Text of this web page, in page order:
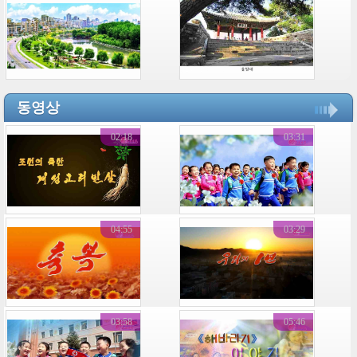
동영상
02:18 03:31
04:55 03:29
03:58 05:46